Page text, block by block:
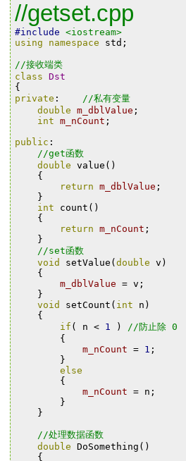
//getset.cpp
#include <iostream>
using
namespace std ;
//接收端类
class Dst
{
private :
//私有变量
double m_dblValue ;
int m_nCount ;
public :
//get函数
double value ()
{
return m_dblValue ;
}
int
count ()
{
return m_nCount ;
}
//set函数
void
setValue ( double v )
{
m_dblValue = v ;
}
void
setCount ( int n )
{
if ( n < 1 ) //防止除 0
{
m_nCount = 1 ;
}
else
{
m_nCount = n ;
}
}
//处理数据函数
double DoSomething ()
{